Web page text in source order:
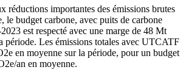
réductions importantes des émissions brutes
le budget carbone, avec puits de carbone
est respecté avec une marge de 48 Mt
période. Les émissions totales avec UTCATF
en moyenne sur la période, pour un budget
an en moyenne.